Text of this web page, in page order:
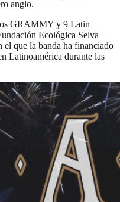
anglo.
GRAMMY y 9 Latin
Ecológica Selva
que la banda ha financiado
Latinoamérica durante las